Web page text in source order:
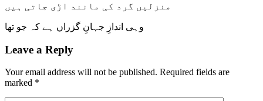
منزلیں گرد کی مانند اڑی جاتی ہیں
وہی اندازِ جہانِ گزراں ہے کہ جو تھا
Leave a Reply
Your email address will not be published. Required fields are
marked *